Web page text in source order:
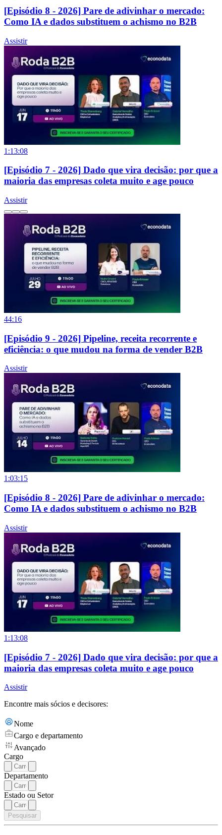
[Episódio 8 - 2026] Pare de adivinhar o mercado:
Como IA e dados substituem o achismo no B2B
Assistir
1:13:08
[Episódio 7 - 2026] Dado que vira decisão: por que a
maioria das empresas coleta muito e age pouco
Assistir
44:16
[Episódio 9 - 2026] Pipeline, receita recorrente e
eficiência: o que mudou na forma de vender B2B
Assistir
1:03:15
[Episódio 8 - 2026] Pare de adivinhar o mercado:
Como IA e dados substituem o achismo no B2B
Assistir
1:13:08
[Episódio 7 - 2026] Dado que vira decisão: por que a
maioria das empresas coleta muito e age pouco
Assistir
Encontre mais sócios e decisores:
Nome
Cargo e departamento
Avançado
Cargo
Departamento
Estado ou Setor
Pesquisar